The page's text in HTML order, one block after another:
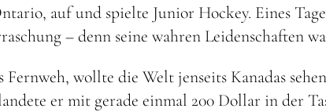
auf und spielte Junior Hockey. Eines
– denn seine wahren Leidenschaften
wollte die Welt jenseits Kanadas
er mit gerade einmal 200 Dollar in der